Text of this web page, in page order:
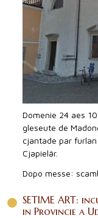
Domenie 24 aes
gleseute de
cjantade par
Cjapielâr.
Dopo messe:
SETIME ART:
in Provincie a